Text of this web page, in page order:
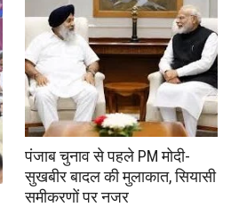
पंजाब चुनाव से पहले PM मोदी-
सुखबीर बादल की मुलाकात, सियासी
समीकरणों पर नजर